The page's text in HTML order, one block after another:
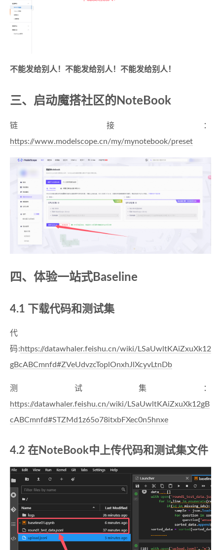
不能发给别人！不能发给别人！不能发给别人！
三、启动魔搭社区的NoteBook
链接：
https://www.modelscope.cn/my/mynotebook/preset
四、体验一站式Baseline
4.1 下载代码和测试集
代
码:https://datawhaler.feishu.cn/wiki/LSaUwltKAiZxuXk12
gBcABCmnfd#ZVeUdvzcToplOnxhJlXcyvLtnDb
测试集：
https://datawhaler.feishu.cn/wiki/LSaUwltKAiZxuXk12gB
cABCmnfd#STZMd1z65o78itxbFXec0n5hnxe
4.2 在NoteBook中上传代码和测试集文件